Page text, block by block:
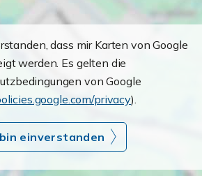
dass mir Karten von Google
werden. Es gelten die
von Google
privacy).
einverstanden